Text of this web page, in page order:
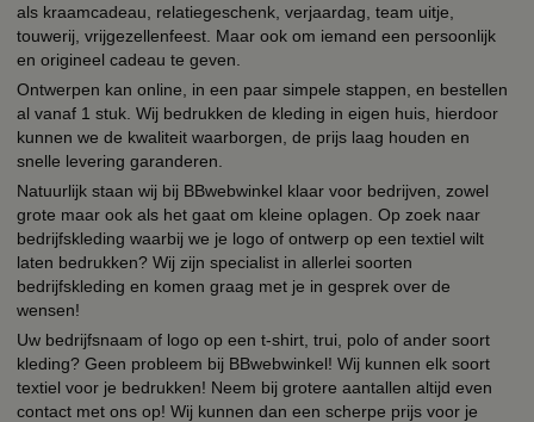
als kraamcadeau, relatiegeschenk, verjaardag, team uitje,
touwerij, vrijgezellenfeest. Maar ook om iemand een persoonlijk
en origineel cadeau te geven.
Ontwerpen kan online, in een paar simpele stappen, en bestellen
al vanaf 1 stuk. Wij bedrukken de kleding in eigen huis, hierdoor
kunnen we de kwaliteit waarborgen, de prijs laag houden en
snelle levering garanderen.
Natuurlijk staan wij bij BBwebwinkel klaar voor bedrijven, zowel
grote maar ook als het gaat om kleine oplagen. Op zoek naar
bedrijfskleding waarbij we je logo of ontwerp op een textiel wilt
laten bedrukken? Wij zijn specialist in allerlei soorten
bedrijfskleding en komen graag met je in gesprek over de
wensen!
Uw bedrijfsnaam of logo op een t-shirt, trui, polo of ander soort
kleding? Geen probleem bij BBwebwinkel! Wij kunnen elk soort
textiel voor je bedrukken! Neem bij grotere aantallen altijd even
contact met ons op! Wij kunnen dan een scherpe prijs voor je